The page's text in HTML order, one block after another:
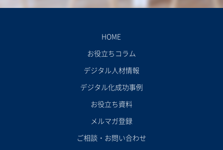
HOME
お役立ちコラム
デジタル人材情報
デジタル化成功事例
お役立ち資料
メルマガ登録
ご相談・お問い合わせ